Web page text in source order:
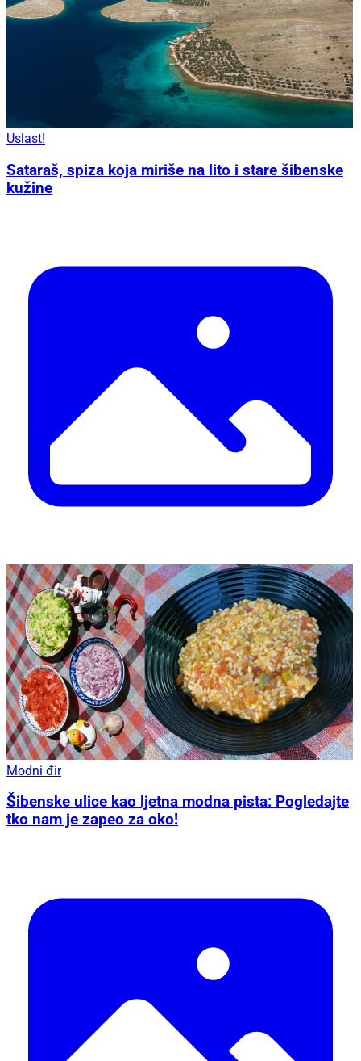
Uslast!
Sataraš, spiza koja miriše na lito i stare šibenske
kužine
Modni đir
Šibenske ulice kao ljetna modna pista: Pogledajte
tko nam je zapeo za oko!